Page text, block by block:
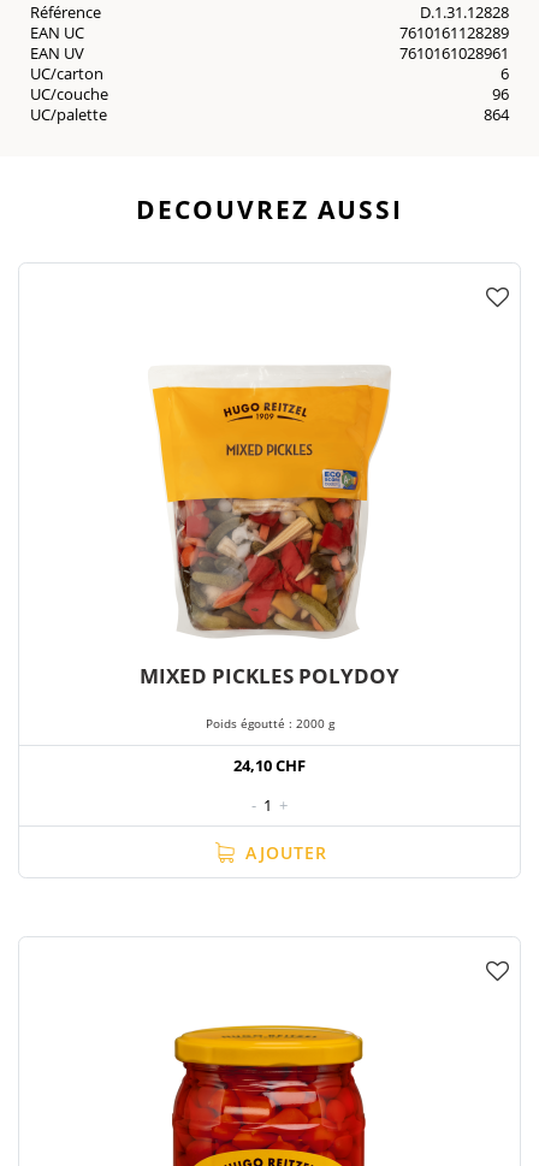
Référence
D.1.31.12828
EAN UC
7610161128289
EAN UV
7610161028961
UC/carton
6
UC/couche
96
UC/palette
864
DECOUVREZ AUSSI
MIXED PICKLES POLYDOY
Poids égoutté : 2000 g
24,10 CHF
- 1 +
AJOUTER